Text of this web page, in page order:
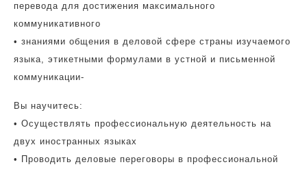
перевода для достижения максимального
коммуникативного
• знаниями общения в деловой сфере страны изучаемого
языка, этикетными формулами в устной и письменной
коммуникации-
Вы научитесь:
• Осуществлять профессиональную деятельность на
двух иностранных языках
• Проводить деловые переговоры в профессиональной